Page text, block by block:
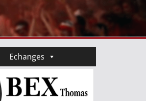
Echanges